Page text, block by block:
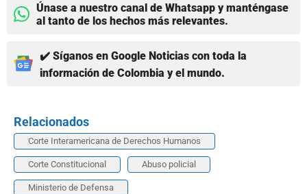
Únase a nuestro canal de Whatsapp y manténgase
al tanto de los hechos más relevantes.
✔️ Síganos en Google Noticias con toda la
información de Colombia y el mundo.
Relacionados
Corte Interamericana de Derechos Humanos
Corte Constitucional Abuso policial
Ministerio de Defensa